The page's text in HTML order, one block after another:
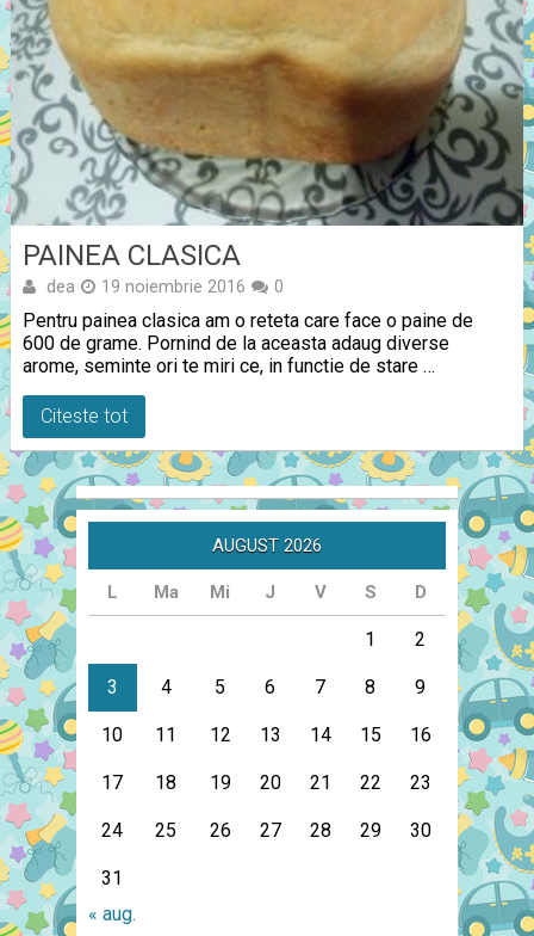
PAINEA CLASICA
dea 19 noiembrie 2016 0
Pentru painea clasica am o reteta care face o paine de
600 de grame. Pornind de la aceasta adaug diverse
arome, seminte ori te miri ce, in functie de stare …
Citeste tot
AUGUST 2026
L Ma Mi J V S D
1 2
3 4 5 6 7 8 9
10 11 12 13 14 15 16
17 18 19 20 21 22 23
24 25 26 27 28 29 30
31
« aug.